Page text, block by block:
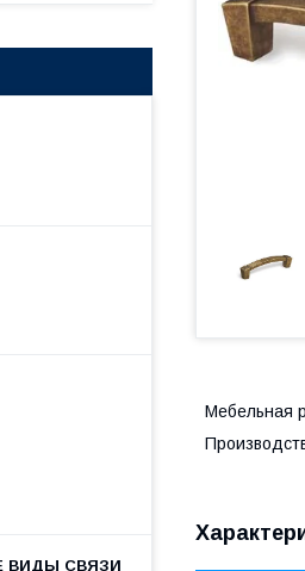
Мебельная